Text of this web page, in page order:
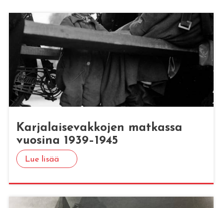
Kar­ja­lai­se­vak­ko­jen mat­kas­sa
vuo­si­na 1939–1945
Lue lisää